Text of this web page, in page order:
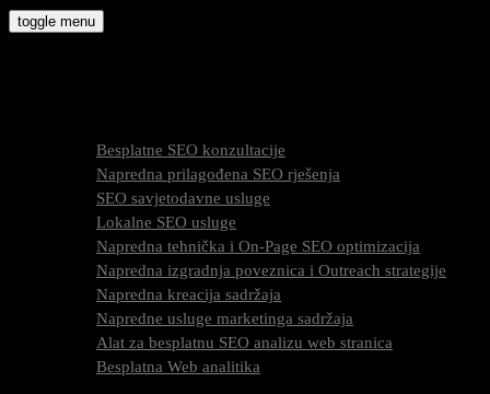
Skip
toggle menu
Besplatne SEO konzultacije
Napredna prilagođena SEO rješenja
SEO savjetodavne usluge
Lokalne SEO usluge
Napredna tehnička i On-Page SEO optimizacija
Napredna izgradnja poveznica i Outreach strategije
Napredna kreacija sadržaja
Napredne usluge marketinga sadržaja
Alat za besplatnu SEO analizu web stranica
Besplatna Web analitika